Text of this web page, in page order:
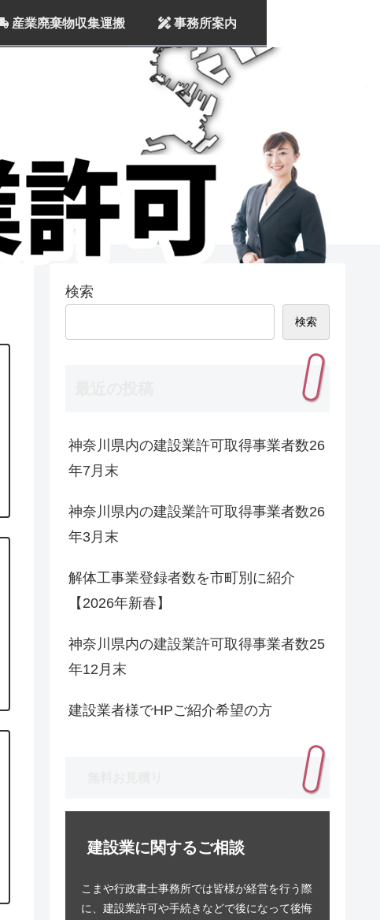
産業廃棄物収集運搬 事務所案内
検索
検索
神奈川県内の建設業許可取得事業者数26
年7月末
神奈川県内の建設業許可取得事業者数26
年3月末
解体工事業登録者数を市町別に紹介
【2026年新春】
神奈川県内の建設業許可取得事業者数25
年12月末
建設業者様でHPご紹介希望の方
建設業に関するご相談
こまや行政書士事務所では皆様が経営を行う際
に、建設業許可や手続きなどで後になって後悔